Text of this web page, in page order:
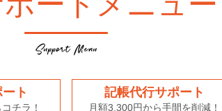
ト
チラ！
記帳代行サポート
月額3,300円から手間を削減！